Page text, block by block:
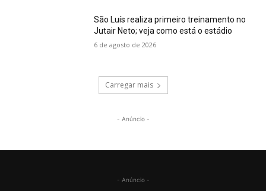
São Luís realiza primeiro treinamento no
Jutair Neto; veja como está o estádio
6 de agosto de 2026
Carregar mais
- Anúncio -
- Anúncio -